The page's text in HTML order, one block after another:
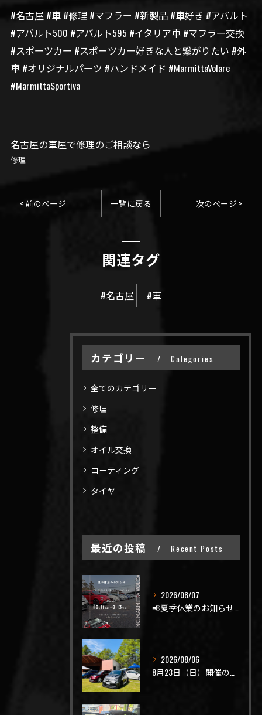
#名古屋 #車 #修理 #マフラー #新製品 #車好き #アバルト
#アバルト500 #アバルト595 #イタリア車 #マフラー交換
#スポーツカー #スポーツカー好きな人と繋がりたい #外
車 #オリジナルパーツ #ハンドメイド #MarmittaVolare
#MarmittaSportiva
名古屋の車屋で修理のご相談なら
修理
< 前のページ 一覧に戻る 次のページ >
関連タグ
#名古屋 #車
カテゴリー Categories
全てのカテゴリー
修理
整備
オイル交換
コーティング
タイヤ
最近の投稿 Recent Posts
2026/08/07
2026/08/06